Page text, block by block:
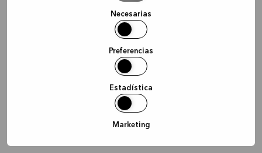
Necesarias
Preferencias
Estadística
Marketing